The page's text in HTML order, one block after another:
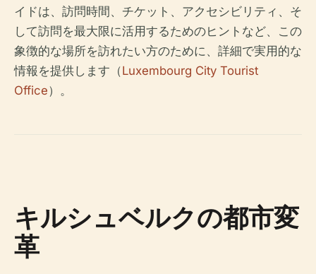
イドは、訪問時間、チケット、アクセシビリティ、そ
して訪問を最大限に活用するためのヒントなど、この
象徴的な場所を訪れたい方のために、詳細で実用的な
情報を提供します（Luxembourg City Tourist
Office）。
キルシュベルクの都市変
革